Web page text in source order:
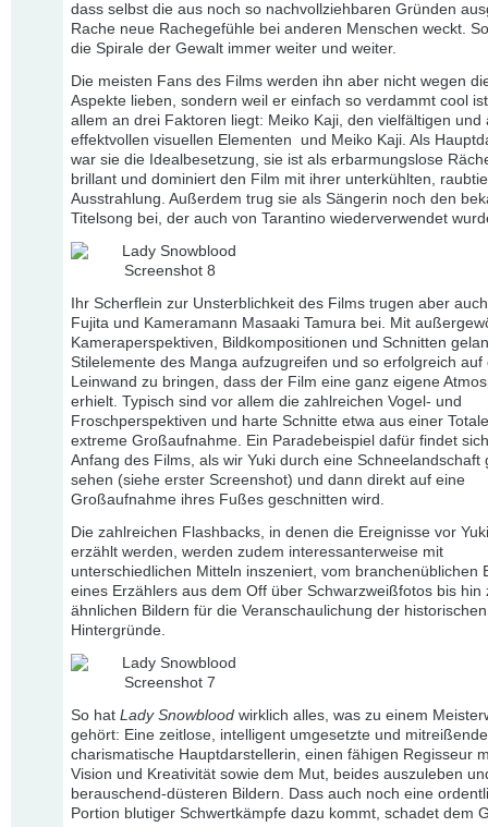
dass selbst die aus noch so nachvollziehbaren Gründen
Rache neue Rachegefühle bei anderen Menschen weckt.
die Spirale der Gewalt immer weiter und weiter.
Die meisten Fans des Films werden ihn aber nicht wegen
Aspekte lieben, sondern weil er einfach so verdammt cool
allem an drei Faktoren liegt: Meiko Kaji, den vielfältigen und
effektvollen visuellen Elementen und Meiko Kaji. Als
war sie die Idealbesetzung, sie ist als erbarmungslose
brillant und dominiert den Film mit ihrer unterkühlten,
Ausstrahlung. Außerdem trug sie als Sängerin noch den
Titelsong bei, der auch von Tarantino wiederverwendet
Ihr Scherflein zur Unsterblichkeit des Films trugen aber
Fujita und Kameramann Masaaki Tamura bei. Mit
Kameraperspektiven, Bildkompositionen und Schnitten
Stilelemente des Manga aufzugreifen und so erfolgreich auf
Leinwand zu bringen, dass der Film eine ganz eigene
erhielt. Typisch sind vor allem die zahlreichen Vogel- und
Froschperspektiven und harte Schnitte etwa aus einer
extreme Großaufnahme. Ein Paradebeispiel dafür findet
Anfang des Films, als wir Yuki durch eine Schneelandschaft
sehen (siehe erster Screenshot) und dann direkt auf eine
Großaufnahme ihres Fußes geschnitten wird.
Die zahlreichen Flashbacks, in denen die Ereignisse vor
erzählt werden, werden zudem interessanterweise mit
unterschiedlichen Mitteln inszeniert, vom branchenüblichen
eines Erzählers aus dem Off über Schwarzweißfotos bis hin
ähnlichen Bildern für die Veranschaulichung der historischen
Hintergründe.
So hat Lady Snowblood wirklich alles, was zu einem
gehört: Eine zeitlose, intelligent umgesetzte und
charismatische Hauptdarstellerin, einen fähigen Regisseur
Vision und Kreativität sowie dem Mut, beides auszuleben
berauschend-düsteren Bildern. Dass auch noch eine
Portion blutiger Schwertkämpfe dazu kommt, schadet dem